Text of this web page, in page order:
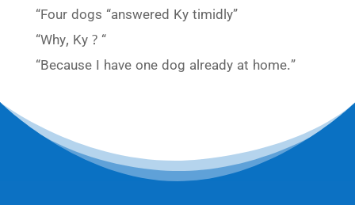
“Four dogs “answered Ky timidly”
“Why, Ky ? “
“Because I have one dog already at home.”